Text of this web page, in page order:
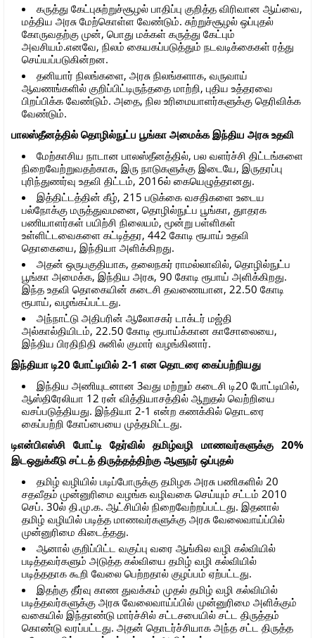
கருத்து கேட்புசுற்றுச்சூழல் பாதிப்பு குறித்த விரிவான ஆய்வை,
மத்திய அரசு மேற்கொள்ள வேண்டும். சுற்றுச்சூழல் ஒப்புதல்
கோருவதற்கு முன், பொது மக்கள் கருத்து கேட்பும்
அவசியம்.எனவே, நிலம் கையகப்படுத்தும் நடவடிக்கைகள் ரத்து
செய்யப்படுகின்றன.
தனியார் நிலங்களை, அரசு நிலங்களாக, வருவாய்
ஆவணங்களில் குறிப்பிட்டிருந்ததை மாற்றி, புதிய உத்தரவை
பிறப்பிக்க வேண்டும். அதை, நில உரிமையாளர்களுக்கு தெரிவிக்க
வேண்டும்.
பாலஸ்தீனத்தில் தொழில்நுட்ப பூங்கா அமைக்க இந்திய அரசு உதவி
மேற்காசிய நாடான பாலஸ்தீனத்தில், பல வளர்ச்சி திட்டங்களை
நிறைவேற்றுவதற்காக, இரு நாடுகளுக்கு இடையே, இருதரப்பு
புரிந்துணர்வு உதவி திட்டம், 2016ல் கையெழுத்தானது.
இத்திட்டத்தின் கீழ், 215 படுக்கை வசதிகளை உடைய
பல்நோக்கு மருத்துவமனை, தொழில்நுட்ப பூங்கா, துாதரக
பணியாளர்கள் பயிற்சி நிலையம், மூன்று பள்ளிகள்
உள்ளிட்டவைகளை கட்டித்தர, 442 கோடி ரூபாய் உதவி
தொகையை, இந்தியா அளிக்கிறது.
அதன் ஒருபகுதியாக, தலைநகர் ராமல்லாவில், தொழில்நுட்ப
பூங்கா அமைக்க, இந்திய அரசு, 90 கோடி ரூபாய் அளிக்கிறது.
இந்த உதவி தொகையின் கடைசி தவணையான, 22.50 கோடி
ரூபாய், வழங்கப்பட்டது.
அந்நாட்டு அதிபரின் ஆலோசகர் டாக்டர் மஜ்தி
அல்கால்தியிடம், 22.50 கோடி ரூபாய்க்கான காசோலையை,
இந்திய பிரதிநிதி சுனில் குமார் வழங்கினார்.
இந்தியா டி20 போட்டியில் 2-1 என தொடரை கைப்பற்றியது
இந்திய அணியுடனான 3வது மற்றும் கடைசி டி20 போட்டியில்,
ஆஸ்திரேலியா 12 ரன் வித்தியாசத்தில் ஆறுதல் வெற்றியை
வசப்படுத்தியது. இந்தியா 2-1 என்ற கணக்கில் தொடரை
கைப்பற்றி கோப்பையை முத்தமிட்டது.
டிஎன்பிஎஸ்சி போட்டி தேர்வில் தமிழ்வழி மாணவர்களுக்கு 20%
இடஒதுக்கீடு சட்டத் திருத்தத்திற்கு ஆளுநர் ஒப்புதல்
தமிழ் வழியில் படிப்போருக்கு தமிழக அரசு பணிகளில் 20
சதவீதம் முன்னுரிமை வழங்க வழிவகை செய்யும் சட்டம் 2010
செப். 30ல் தி.மு.க. ஆட்சியில் நிறைவேற்றப்பட்டது. இதனால்
தமிழ் வழியில் படித்த மாணவர்களுக்கு அரசு வேலைவாய்ப்பில்
முன்னுரிமை கிடைத்தது.
ஆனால் குறிப்பிட்ட வகுப்பு வரை ஆங்கில வழி கல்வியில்
படித்தவர்களும் அடுத்த கல்வியை தமிழ் வழி கல்வியில்
படித்ததாக கூறி வேலை பெற்றதால் குழப்பம் ஏற்பட்டது.
இதற்கு தீர்வு காண துவக்கம் முதல் தமிழ் வழி கல்வியில்
படித்தவர்களுக்கு அரசு வேலைவாய்ப்பில் முன்னுரிமை அளிக்கும்
வகையில் இந்தாண்டு மார்ச்சில் சட்டசபையில் சட்ட திருத்தம்
கொண்டு வரப்பட்டது. அதன் தொடர்ச்சியாக அந்த சட்ட திருத்த